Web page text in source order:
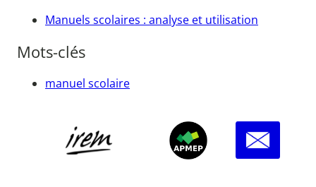
Manuels scolaires : analyse et utilisation
Mots-clés
manuel scolaire